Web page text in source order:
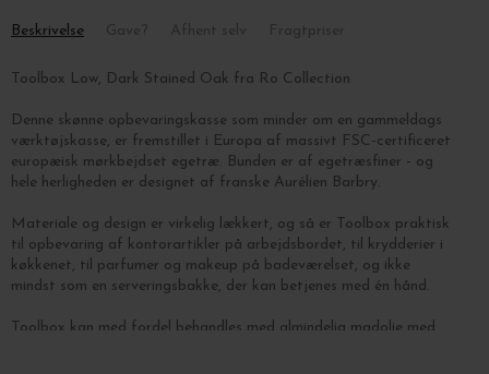
Beskrivelse
Toolbox Low, Dark Stained Oak fra Ro Collection
Denne skønne opbevaringskasse som minder om en gammeldags
værktøjskasse, er fremstillet i Europa af massivt FSC-certificeret
europæisk mørkbejdset egetræ. Bunden er af egetræsfiner - og
hele herligheden er designet af franske Aurélien Barbry.
Materiale og design er virkelig lækkert, og så er Toolbox praktisk
til opbevaring af kontorartikler på arbejdsbordet, til krydderier i
køkkenet, til parfumer og makeup på badeværelset, og ikke
mindst som en serveringsbakke, der kan betjenes med én hånd.
Toolbox kan med fordel behandles med almindelig madolie med